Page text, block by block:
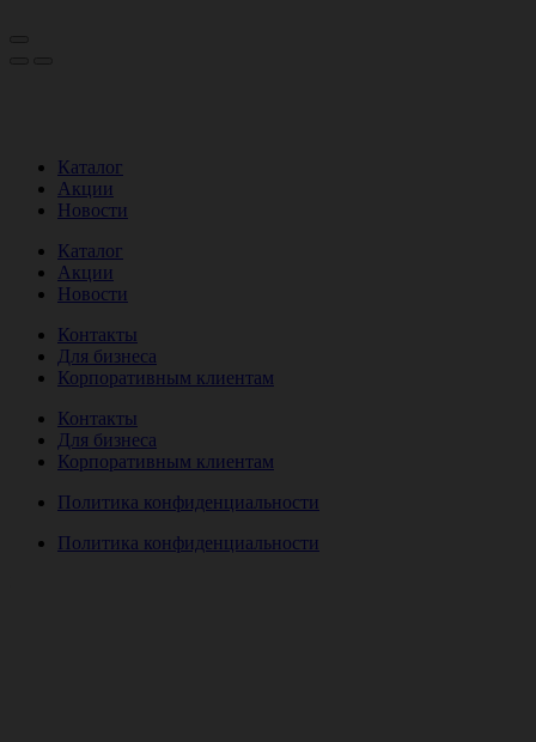
Каталог
Акции
Новости
Каталог
Акции
Новости
Контакты
Для бизнеса
Корпоративным клиентам
Контакты
Для бизнеса
Корпоративным клиентам
Политика конфиденциальности
Политика конфиденциальности